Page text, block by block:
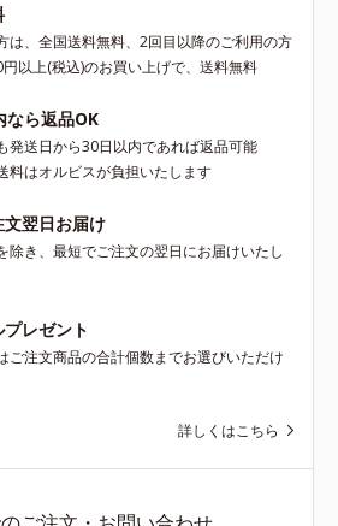
は、全国送料無料、2回目以降のご利用の方
以上(税込)のお買い上げで、送料無料
なら返品OK
発送日から30日以内であれば返品可能
料はオルビスが負担いたします
翌日お届け
除き、最短でご注文の翌日にお届けいたし
レゼント
ご注文商品の合計個数までお選びいただけ
詳しくはこちら